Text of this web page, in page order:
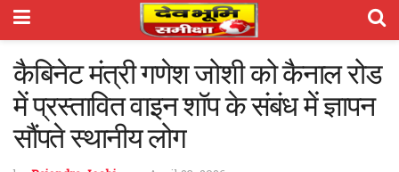
कैबिनेट मंत्री गणेश जोशी को कैनाल रोड
में प्रस्तावित वाइन शॉप के संबंध में ज्ञापन
सौंपते स्थानीय लोग